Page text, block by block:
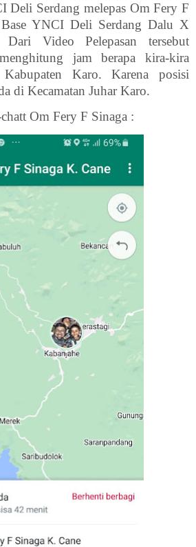
Deli Serdang melepas Om Fery F
YNCI Deli Serdang Dalu X
Video Pelepasan tersebut
jam berapa kira-kira
Karo. Karena posisi
di Kecamatan Juhar Karo.
Om Fery F Sinaga :